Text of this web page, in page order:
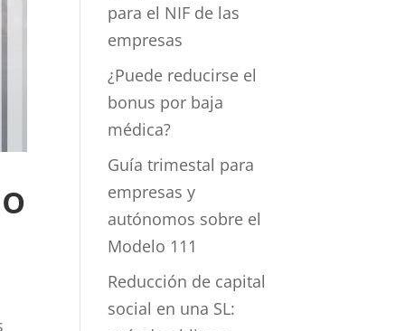
para el NIF de las
empresas
¿Puede reducirse el
bonus por baja
médica?
Guía trimestal para
empresas y
autónomos sobre el
Modelo 111
Reducción de capital
social en una SL: